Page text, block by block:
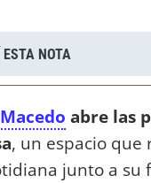
NOTA
abre las
, un espacio que
junto a su